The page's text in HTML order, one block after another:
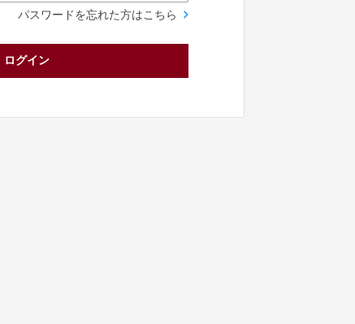
パスワードを忘れた方はこちら
ログイン